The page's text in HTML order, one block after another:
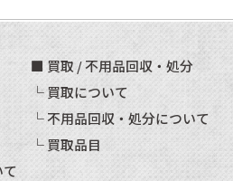
買取 / 不用品回収・処分
買取について
不用品回収・処分について
買取品目